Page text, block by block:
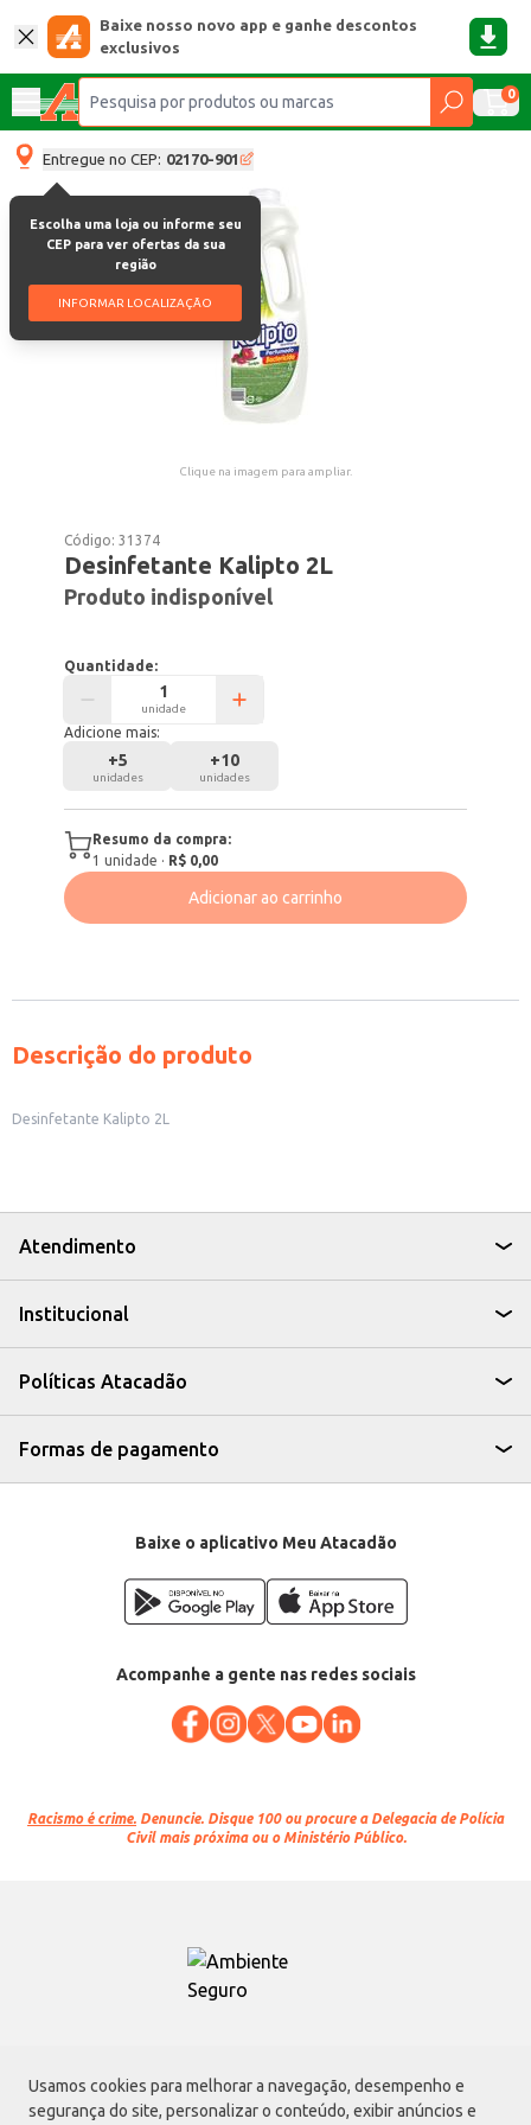
Usamos cookies para melhorar a navegação, desempenho e
segurança do site, personalizar o conteúdo, exibir anúncios e
Baixe nosso novo app e ganhe descontos
exclusivos
0
Entregue no CEP: 02170-901
Escolha uma loja ou informe seu
CEP para ver ofertas da sua
região
INFORMAR LOCALIZAÇÃO
Clique na imagem para ampliar.
Código:31374
Desinfetante Kalipto 2L
Produto indisponível
Quantidade:
unidade
Adicione mais:
+5
unidades
+10
unidades
Resumo da compra:
1 unidade · R$ 0,00
Adicionar ao carrinho
Descrição do produto
Desinfetante Kalipto 2L
Atendimento
Institucional
Políticas Atacadão
Formas de pagamento
Baixe o aplicativo Meu Atacadão
Acompanhe a gente nas redes sociais
Racismo é crime. Denuncie. Disque 100 ou procure a Delegacia de Polícia
Civil mais próxima ou o Ministério Público.
Atacadão S.A.
Avenida Morvan Dias de Figueiredo, 6169, Vila Maria, São Paulo - SP | CEP
02170-901 | CNPJ: 75.315.333/0001-09